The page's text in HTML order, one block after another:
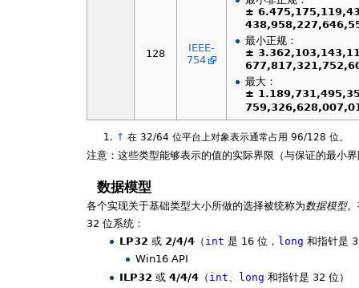
128
IEEE-
754
±
最小正规：
±
最大：
±
↑ 在 32/64 位平台上对象表示通常占用 96/128 位。
注意：这些类型能够表示的值的实际界限（与保证的最小
数据模型
各个实现关于基础类型大小所做的选择被统称为数据模型
32 位系统：
LP32 或 2/4/4（ int 是 16 位， long 和指针是
Win16 API
ILP32 或 4/4/4（ int long 和指针是 32 位）